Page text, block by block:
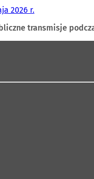
2026 r.
t
w
transmisje